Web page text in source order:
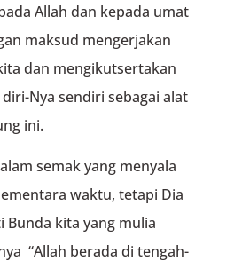
Allah dan kepada umat
maksud mengerjakan
dan mengiku­tsertakan
Nya sendiri sebagai alat
ini.
semak yang menyala
waktu, tetapi Dia
Bunda kita yang mulia
“Allah berada di teng­ah-